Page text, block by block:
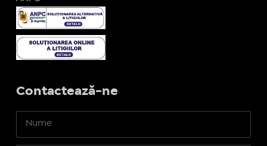
Contactează-ne